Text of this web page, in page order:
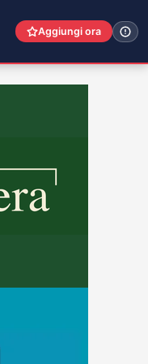
Aggiungi ora